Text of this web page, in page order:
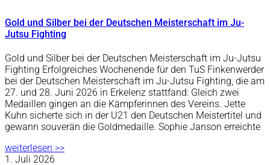
Gold und Silber bei der Deutschen Meisterschaft im Ju-
Jutsu Fighting
Gold und Silber bei der Deutschen Meisterschaft im Ju-Jutsu
Fighting Erfolgreiches Wochenende für den TuS Finkenwerder
bei der Deutschen Meisterschaft im Ju-Jutsu Fighting, die am
27. und 28. Juni 2026 in Erkelenz stattfand: Gleich zwei
Medaillen gingen an die Kämpferinnen des Vereins. Jette
Kuhn sicherte sich in der U21 den Deutschen Meistertitel und
gewann souverän die Goldmedaille. Sophie Janson erreichte
weiterlesen >>
1. Juli 2026